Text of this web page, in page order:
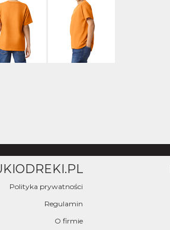
Polityka prywatności
Regulamin
O firmie